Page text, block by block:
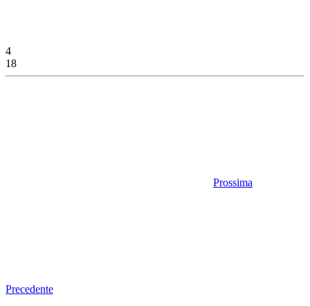
4
18
Prossima
Precedente